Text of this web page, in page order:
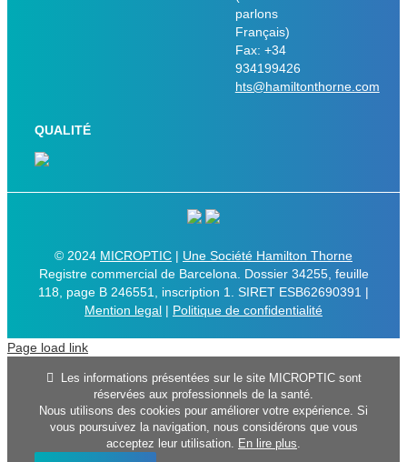
parlons
Français)
Fax: +34
934199426
hts@hamiltonthorne.com
QUALITÉ
© 2024 MICROPTIC | Une Société Hamilton Thorne
Registre commercial de Barcelona. Dossier 34255, feuille
118, page B 246551, inscription 1. SIRET ESB62690391 |
Mention legal | Politique de confidentialité
Page load link
Les informations présentées sur le site MICROPTIC sont
réservées aux professionnels de la santé.
Nous utilisons des cookies pour améliorer votre expérience. Si
vous poursuivez la navigation, nous considérons que vous
acceptez leur utilisation.
En lire plus